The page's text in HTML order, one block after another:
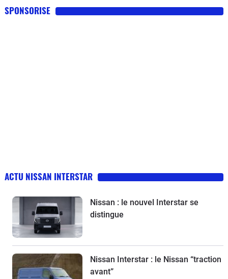
SPONSORISE
ACTU NISSAN INTERSTAR
Nissan : le nouvel Interstar se
distingue
Nissan Interstar : le Nissan “traction
avant”